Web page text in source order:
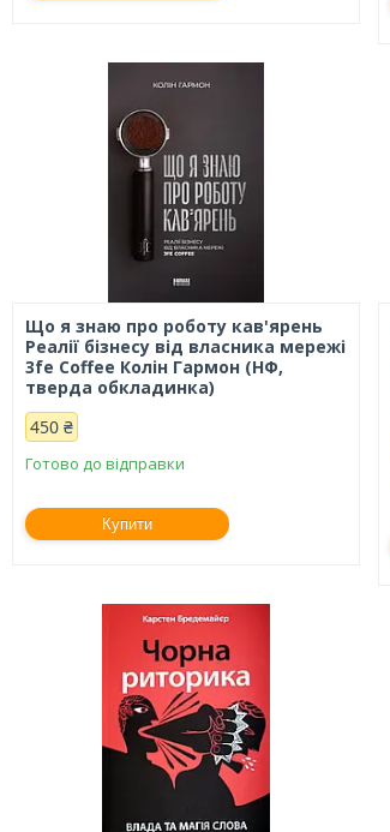
Що я знаю про роботу кав'ярень
Реалії бізнесу від власника мережі
3fe Coffee Колін Гармон (НФ,
тверда обкладинка)
450 ₴
Готово до відправки
Купити